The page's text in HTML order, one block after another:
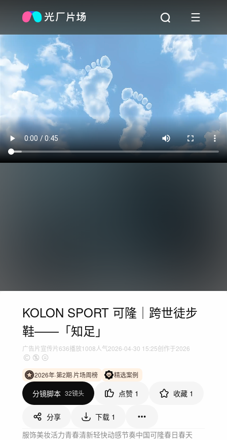
KOLON SPORT 可隆｜跨世徒步
鞋——「知足」
广告片宣传片636播放1008人气2026-04-30 15:25创作于2026
2026年·第2期·片场周榜 精选案例
分镜脚本 32镜头 点赞 1 收藏 1
分享 下载 1
服饰美妆活力青春清新轻快动感节奏中国可隆春日春天